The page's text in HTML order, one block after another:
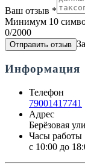
Ваш отзыв *
Минимум 10
0/2000
Отправить отзыв
Информация
Телефон
79001417741
Адрес
Берёзовая
Часы работы
с 10:00 до